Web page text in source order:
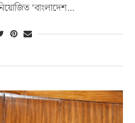
‘বাংলাদেশ…